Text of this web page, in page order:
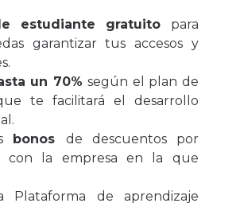
estudiante gratuito para
garantizar tus accesos y
un 70%según el plan de
te facilitará el desarrollo
bonos de descuentos por
con la empresa en la que
Plataforma de aprendizaje